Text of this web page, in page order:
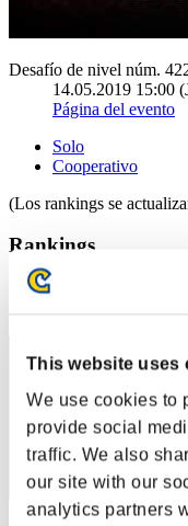
This website uses
We use cookies to
provide social
traffic. We also
our site with our
analytics partners
Desafío de nivel núm.
14.05.2019 15:00
Página del evento
Solo
Cooperativo
(Los rankings se
Rankings
Posición